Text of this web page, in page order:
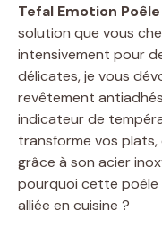
Tefal Emotion
solution que vous
intensivement pour
délicates, je vous
revêtement
indicateur de
transforme vos
grâce à son acier
pourquoi cette poêle
alliée en cuisine ?